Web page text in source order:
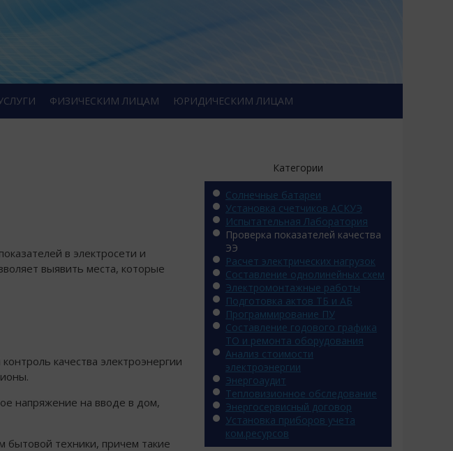
ФИЗИЧЕСКИМ ЛИЦАМ ЮРИДИЧЕСКИМ ЛИЦАМ
в электросети и
выявить места, которые
качества электроэнергии
напряжение на вводе в дом,
бытовой техники, причем такие
Категории
Солнечные батареи
Установка счетчиков АСКУЭ
Испытательная Лаборатория
Проверка показателей качества
ЭЭ
Расчет электрических нагрузок
Составление однолинейных схем
Электромонтажные работы
Подготовка актов ТБ и АБ
Программирование ПУ
Составление годового графика
ТО и ремонта оборудования
Анализ стоимости
электроэнергии
Энергоаудит
Тепловизионное обследование
Энергосервисный договор
Установка приборов учета
ком.ресурсов